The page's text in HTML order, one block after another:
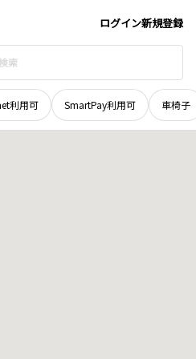
ログイン新規登録
利用可 SmartPay利用可 車椅子